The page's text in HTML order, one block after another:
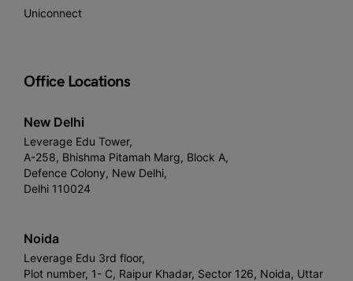
Uniconnect
Office Locations
New Delhi
Leverage Edu Tower,
A-258, Bhishma Pitamah Marg, Block A,
Defence Colony, New Delhi,
Delhi 110024
Noida
Leverage Edu 3rd floor,
Plot number, 1- C, Raipur Khadar, Sector 126, Noida, Uttar